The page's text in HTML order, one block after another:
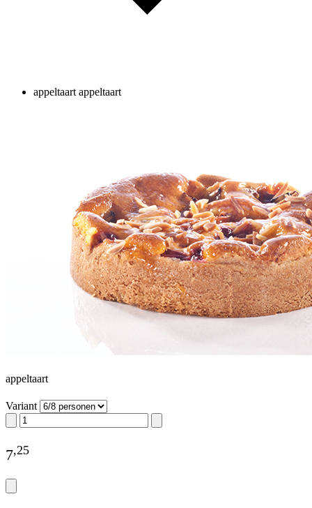
appeltaart appeltaart
appeltaart
Variant
7,25